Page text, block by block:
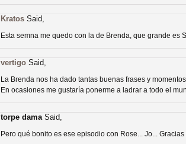
Recomendación de la semana
Galería con los Mejores
Kratos Said,
Esta semna me quedo con la de Brenda, que grande es
vertigo Said,
La Brenda nos ha dado tantas buenas frases y
En ocasiones me gustaría ponerme a ladrar a todo el
torpe dama Said,
Pero qué bonito es ese episodio con Rose... Jo...